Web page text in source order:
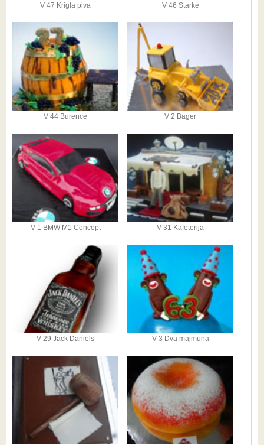
V 47 Krigla piva V 46 Starke
V 44 Burence V 2 Bager
V 1 BMW M1 Concept V 31 Kafeterija
V 29 Jack Daniels V 3 Dva majmuna